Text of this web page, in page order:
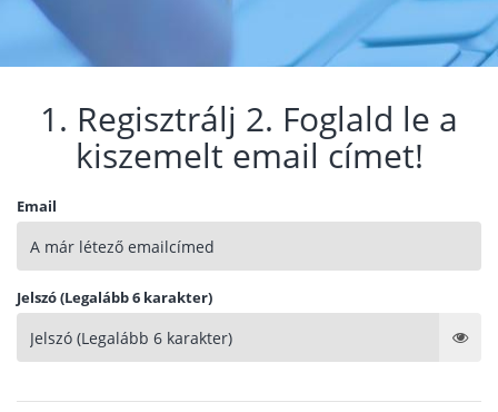
1. Regisztrálj 2. Foglald le a
kiszemelt email címet!
Email
Jelszó (Legalább 6 karakter)